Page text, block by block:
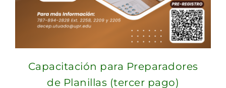
Capacitación para Preparadores
de Planillas (tercer pago)